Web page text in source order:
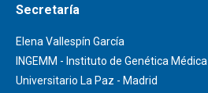
Secretaría
Elena Vallespín García
INGEMM - Instituto de Genética
Universitario La Paz - Madrid